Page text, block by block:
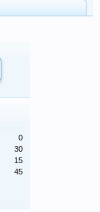
0
30
15
45